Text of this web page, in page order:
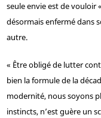
seule envie est de vouloir
désormais enfermé dans
autre.
« Être obligé de lutter
bien la formule de la
modernité, nous soyons
instincts, n’est guère un